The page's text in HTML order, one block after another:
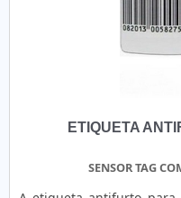
pontos importantes que
empresas que visam
outros
Colaboradores
etiquetas e rótulos;
ETIQUETA
SENSOR TAG